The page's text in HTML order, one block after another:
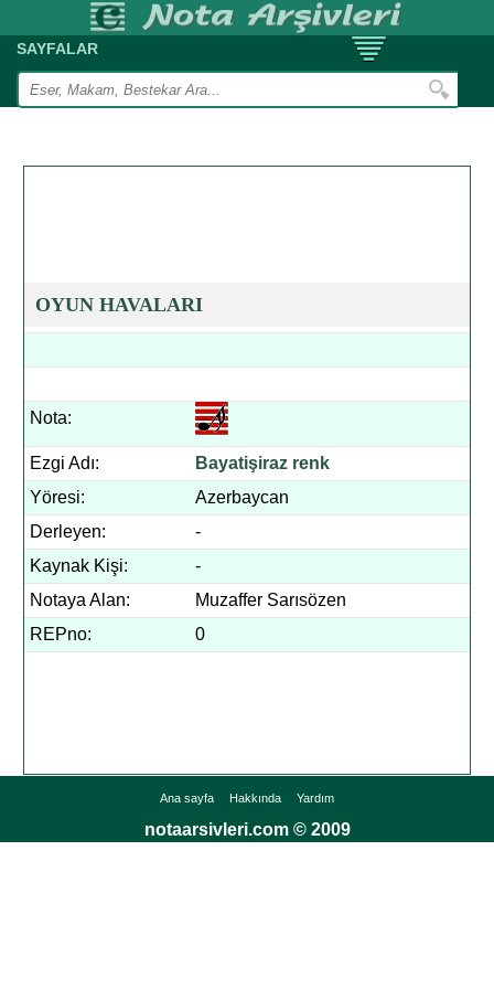
SAYFALAR
OYUN HAVALARI
Nota:
Ezgi Adı:
Bayatişiraz renk
Yöresi:
Azerbaycan
Derleyen:
-
Kaynak Kişi:
-
Notaya Alan:
Muzaffer Sarısözen
REPno:
0
Ana sayfa Hakkında Yardım
notaarsivleri.com © 2009